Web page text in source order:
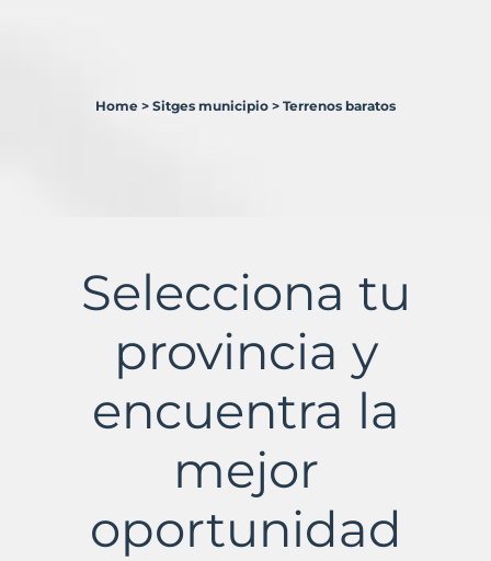
Murbalands
Home > Sitges municipio > Terrenos baratos
Selecciona tu
provincia y
encuentra la
mejor
oportunidad